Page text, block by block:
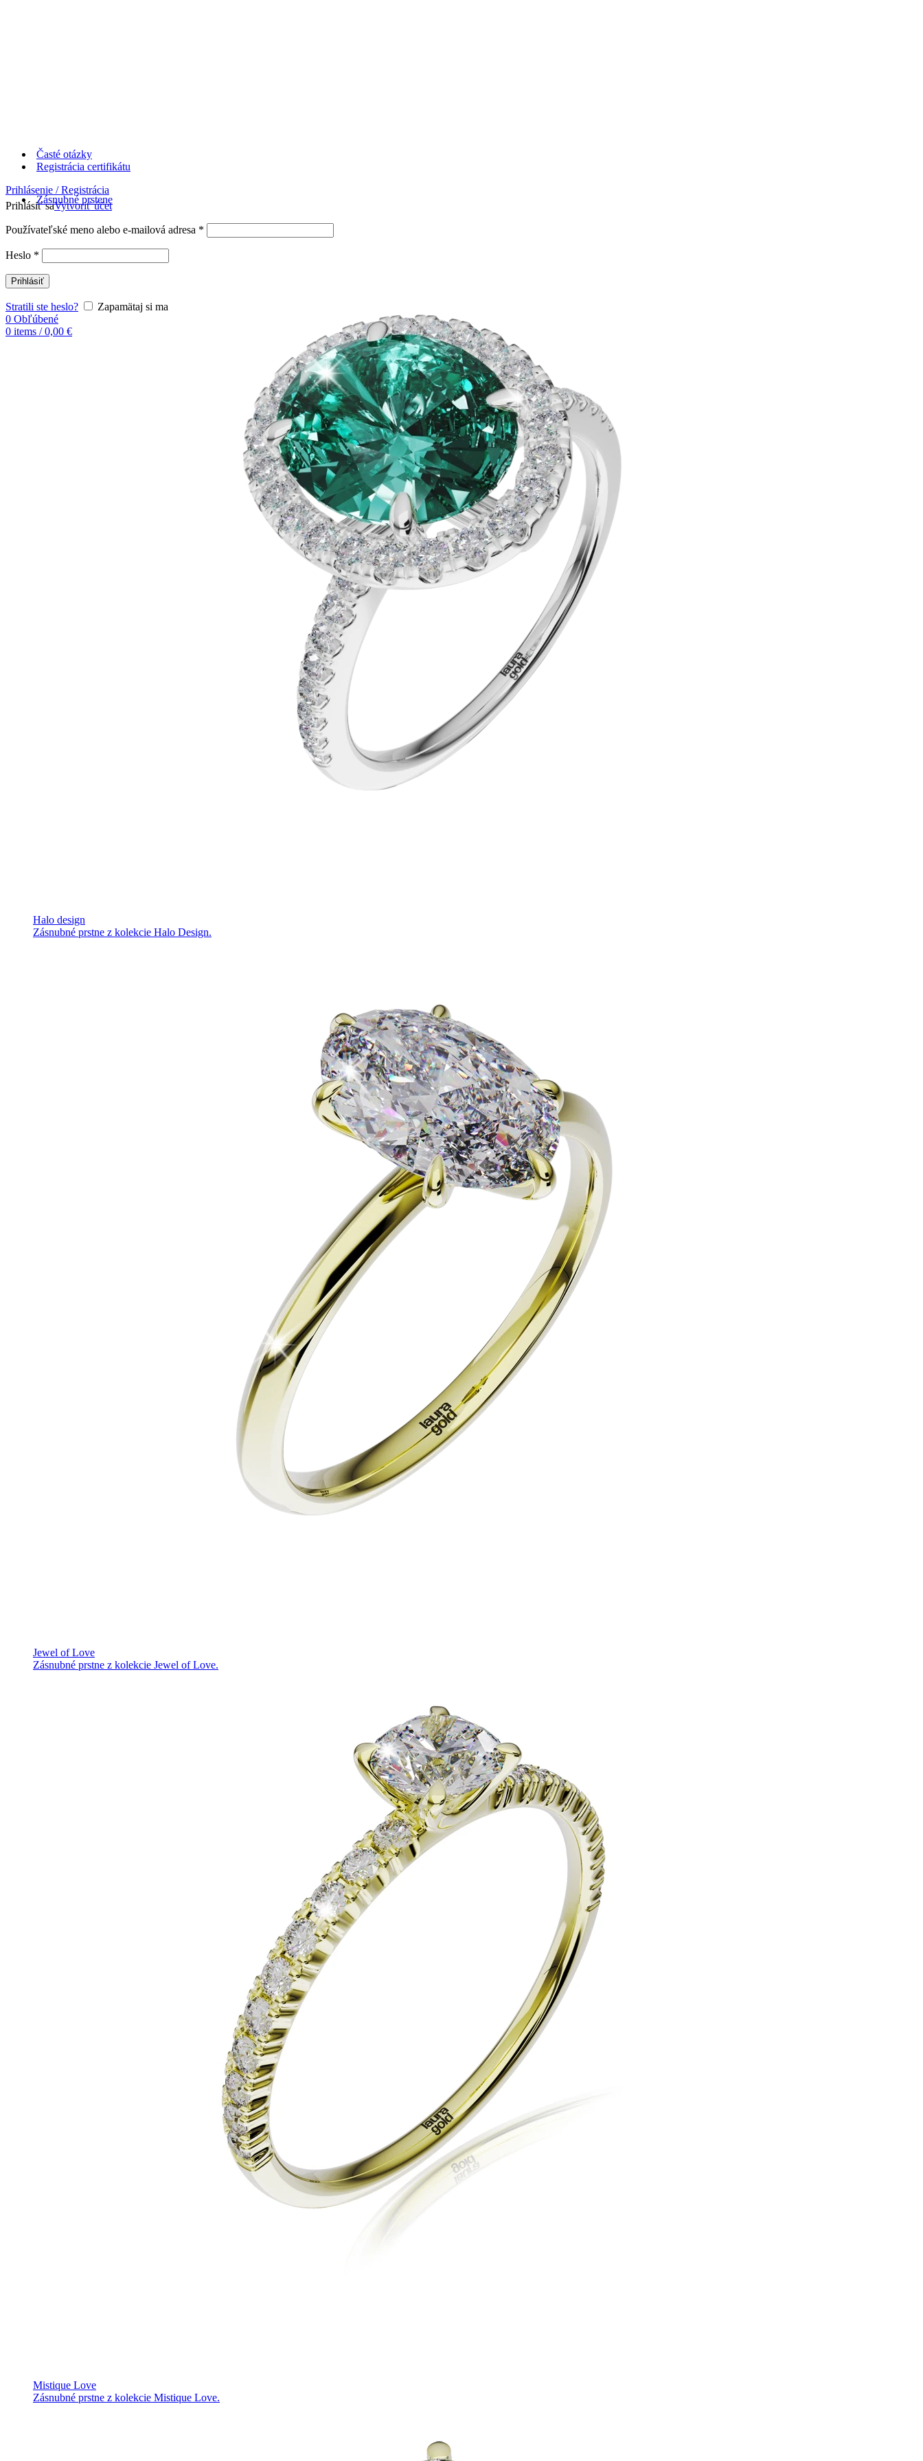
Časté otázky
Registrácia certifikátu
Prihlásenie / Registrácia
Prihlásiť saVytvoriť účet
Používateľské meno alebo e-mailová adresa *
Heslo *
Prihlásiť
Stratili ste heslo?
Zapamätaj si ma
0 Obľúbené
0 items / 0,00 €
Zásnubné prstene
Halo design
Zásnubné prstne z kolekcie Halo Design.
Jewel of Love
Zásnubné prstne z kolekcie Jewel of Love.
Mistique Love
Zásnubné prstne z kolekcie Mistique Love.